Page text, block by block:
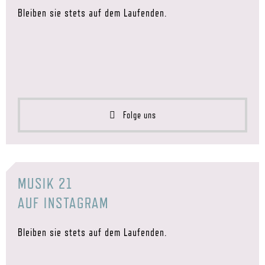
Bleiben sie stets auf dem Laufenden.
Folge uns
MUSIK 21
AUF INSTAGRAM
Bleiben sie stets auf dem Laufenden.